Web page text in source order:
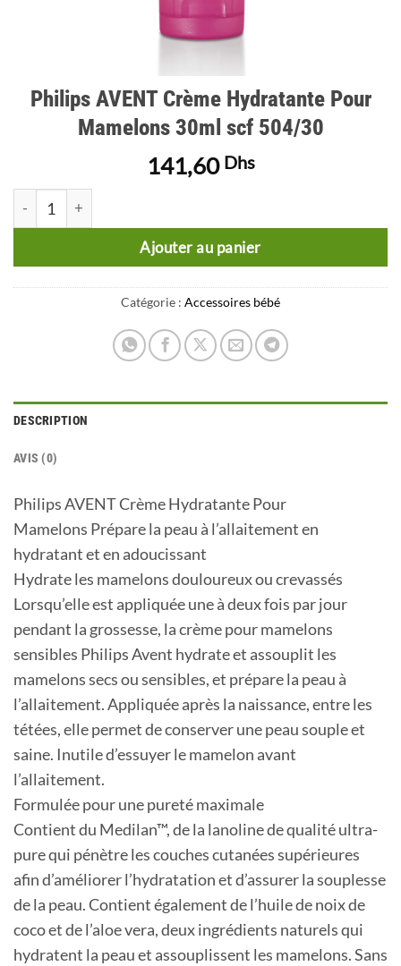
Philips AVENT Crème Hydratante Pour
Mamelons 30ml scf 504/30
141,60 Dhs
quantité de Philips AVENT Crème Hydratante Pour
Ajouter au panier
Catégorie : Accessoires bébé
DESCRIPTION
AVIS (0)
Philips AVENT Crème Hydratante Pour
Mamelons Prépare la peau à l’allaitement en
hydratant et en adoucissant
Hydrate les mamelons douloureux ou crevassés
Lorsqu’elle est appliquée une à deux fois par jour
pendant la grossesse, la crème pour mamelons
sensibles Philips Avent hydrate et assouplit les
mamelons secs ou sensibles, et prépare la peau à
l’allaitement. Appliquée après la naissance, entre les
tétées, elle permet de conserver une peau souple et
saine. Inutile d’essuyer le mamelon avant
l’allaitement.
Formulée pour une pureté maximale
Contient du Medilan™, de la lanoline de qualité ultra-
pure qui pénètre les couches cutanées supérieures
afin d’améliorer l’hydratation et d’assurer la souplesse
de la peau. Contient également de l’huile de noix de
coco et de l’aloe vera, deux ingrédients naturels qui
hydratent la peau et assouplissent les mamelons. Sans